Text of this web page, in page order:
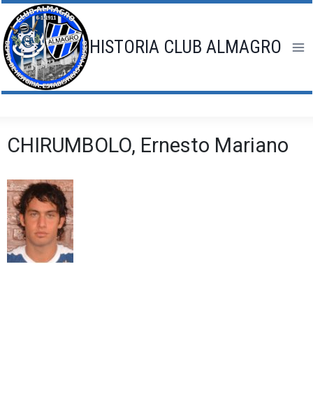
Saltar
al
contenido
HISTORIA CLUB ALMAGRO
CHIRUMBOLO, Ernesto Mariano